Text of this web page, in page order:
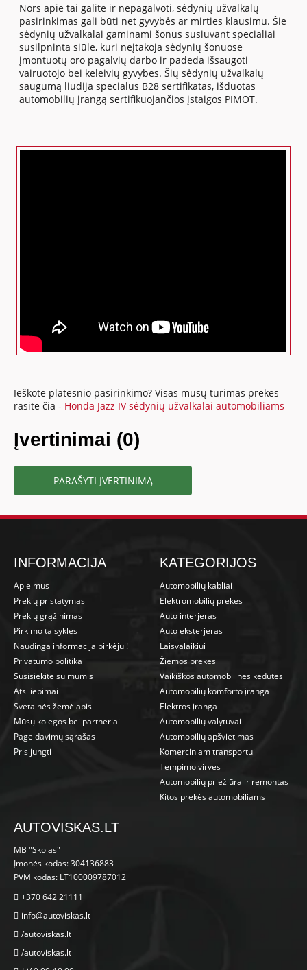
Nors apie tai galite ir nepagalvoti, sėdynių užvalkalų
pasirinkimas gali būti net gyvybės ar mirties klausimu. Šie
sėdynių užvalkalai gaminami šonus susiuvant specialiai
susilpninta siūle, kuri neįtakoja sėdynių šonuose
įmontuotų oro pagalvių darbo ir padeda išsaugoti
vairuotojo bei keleivių gyvybes. Šių sėdynių užvalkalų
saugumą liudija specialus B28 sertifikatas, išduotas
automobilių įrangą sertifikuojančios įstaigos PIMOT.
Ieškote platesnio pasirinkimo? Visas mūsų turimas prekes
rasite čia - Honda Jazz IV sėdynių užvalkalai automobiliams
Įvertinimai (0)
PARAŠYTI ĮVERTINIMĄ
INFORMACIJA
Apie mus
Prekių pristatymas
Prekių grąžinimas
Pirkimo taisyklės
Naudinga informacija pirkėjui!
Privatumo politika
Susisiekite su mumis
Atsiliepimai
Svetainės žemėlapis
Mūsų kolegos bei partneriai
Pageidavimų sąrašas
Prisijungti
KATEGORIJOS
Automobilių kabliai
Elektromobilių prekės
Auto interjeras
Auto eksterjeras
Laisvalaikiui
Žiemos prekės
Vaikiškos automobilinės kėdutės
Automobilių komforto įranga
Elektros įranga
Automobilių valytuvai
Automobilių apšvietimas
Komerciniam transportui
Tempimo virvės
Automobilių priežiūra ir remontas
Kitos prekės automobiliams
AUTOVISKAS.LT
MB "Skolas"
Įmonės kodas: 304136883
PVM kodas: LT100009787012
+370 642 21111
info@autoviskas.lt
/autoviskas.lt
/autoviskas.lt